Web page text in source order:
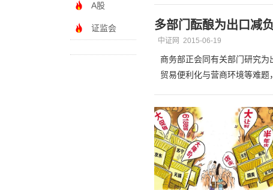
A股
证监会 多部门酝酿为出口减
中证网 2015-06-19
商务部正会同有关部门研究
贸易便利化与营商环境等难题